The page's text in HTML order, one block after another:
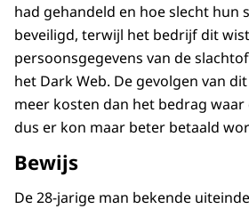
had gehandeld en hoe slecht hun
beveiligd, terwijl het bedrijf dit
persoonsgegevens van de
het Dark Web. De gevolgen van
meer kosten dan het bedrag
dus er kon maar beter betaald
Bewijs
De 28-jarige man bekende